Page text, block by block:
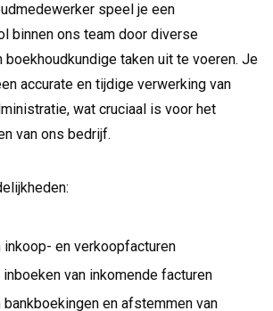
speel je een
binnen ons team door diverse
taken uit te voeren. Je
accurate en tijdige verwerking van
wat cruciaal is voor het
van ons bedrijf.
inkoop- en verkoopfacturen
van inkomende facturen
bankboekingen en afstemmen van